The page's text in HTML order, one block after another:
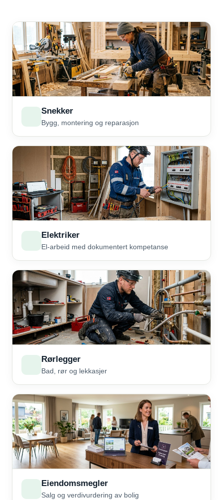
Snekker
Bygg, montering og reparasjon
Elektriker
El-arbeid med dokumentert kompetanse
Rørlegger
Bad, rør og lekkasjer
Eiendomsmegler
Salg og verdivurdering av bolig